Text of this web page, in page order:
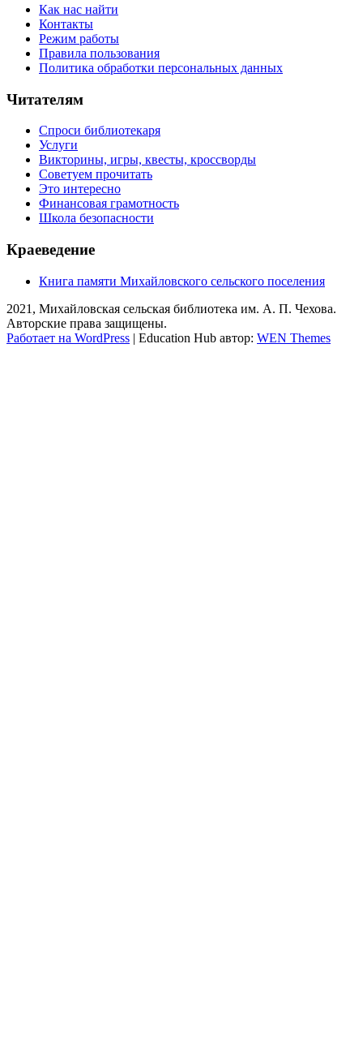
Как нас найти
Контакты
Режим работы
Правила пользования
Политика обработки персональных данных
Читателям
Спроси библиотекаря
Услуги
Викторины, игры, квесты, кроссворды
Советуем прочитать
Это интересно
Финансовая грамотность
Школа безопасности
Краеведение
Книга памяти Михайловского сельского поселения
2021, Михайловская сельская библиотека им. А. П. Чехова.
Авторские права защищены.
Работает на WordPress | Education Hub автор: WEN Themes